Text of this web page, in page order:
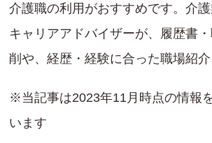
介護職の利用がおすすめです。介
キャリアアドバイザーが、履歴書
削や、経歴・経験に合った職場紹介
※当記事は2023年11月時点の情報
います